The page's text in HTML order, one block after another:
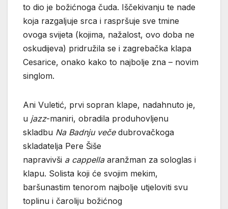
to dio je božićnoga čuda. Iščekivanju te nade
koja razgaljuje srca i raspršuje sve tmine
ovoga svijeta (kojima, nažalost, ovo doba ne
oskudijeva) pridružila se i zagrebačka klapa
Cesarice, onako kako to najbolje zna – novim
singlom.
Ani Vuletić, prvi sopran klape, nadahnuto je,
u jazz-maniri, obradila produhovljenu
skladbu Na Badnju večedubrovačkoga
skladatelja Pere Šiše
napravivši a cappella aranžman za sologlas i
klapu. Solista koji će svojim mekim,
baršunastim tenorom najbolje utjeloviti svu
toplinu i čaroliju božićnog